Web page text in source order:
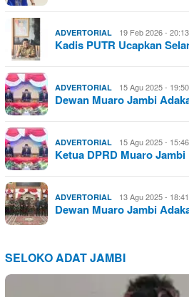
ADVERTORIAL 19 Feb 2026 -
Kadis PUTR Ucapkan
ADVERTORIAL 15 Agu 2025 -
Dewan Muaro Jambi
ADVERTORIAL 15 Agu 2025 -
Ketua DPRD Muaro
ADVERTORIAL 13 Agu 2025 -
Dewan Muaro Jambi
SELOKO ADAT JAMBI